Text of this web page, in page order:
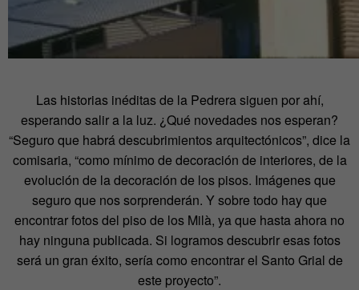
Las historias inéditas de la Pedrera siguen por ahí,
esperando salir a la luz. ¿Qué novedades nos esperan?
“Seguro que habrá descubrimientos arquitectónicos”, dice la
comisaria, “como mínimo de decoración de interiores, de la
evolución de la decoración de los pisos. Imágenes que
seguro que nos sorprenderán. Y sobre todo hay que
encontrar fotos del piso de los Milà, ya que hasta ahora no
hay ninguna publicada. Si logramos descubrir esas fotos
será un gran éxito, sería como encontrar el Santo Grial de
este proyecto”.